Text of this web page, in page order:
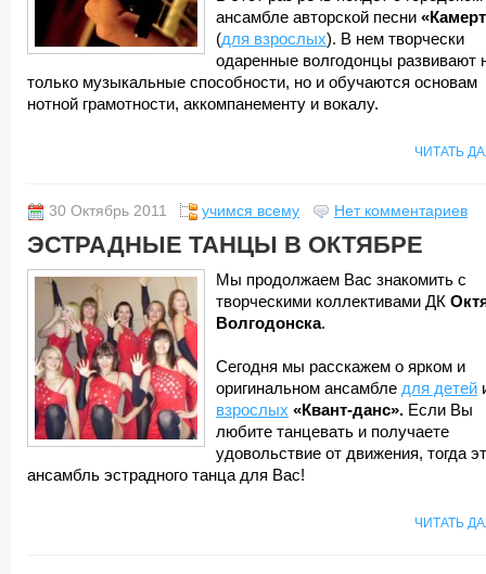
ансамбле авторской песни
(для взрослых). В нем творчески
одаренные волгодонцы развивают
только музыкальные способности, но и обучаются основам
нотной грамотности, аккомпанементу и вокалу.
ЧИТАТЬ
30 Октябрь 2011 учимся всему Нет комментариев
ЭСТРАДНЫЕ ТАНЦЫ В ОКТЯБРЕ
Мы продолжаем Вас знакомить с
творческими коллективами ДК
Волгодонска.
Сегодня мы расскажем о ярком и
оригинальном ансамбле для детей
взрослых «Квант-данс». Если Вы
любите танцевать и получаете
удовольствие от движения, тогда
ансамбль эстрадного танца для Вас!
ЧИТАТЬ